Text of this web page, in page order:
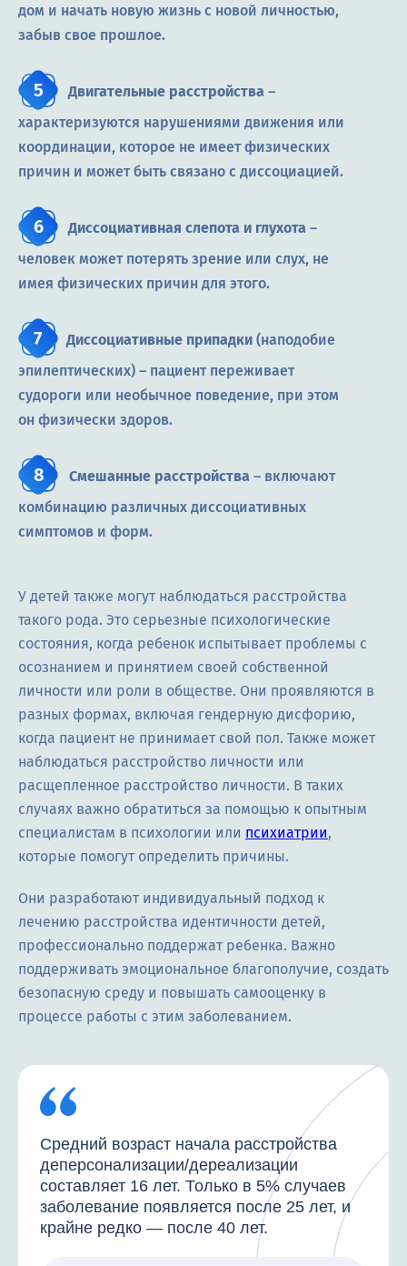
дом и начать новую жизнь с новой личностью,
забыв свое прошлое.
Двигательные расстройства –
характеризуются нарушениями движения или
координации, которое не имеет физических
причин и может быть связано с диссоциацией.
Диссоциативная слепота и глухота –
человек может потерять зрение или слух, не
имея физических причин для этого.
Диссоциативные припадки (наподобие
эпилептических) – пациент переживает
судороги или необычное поведение, при этом
он физически здоров.
Смешанные расстройства – включают
комбинацию различных диссоциативных
симптомов и форм.
У детей также могут наблюдаться расстройства
такого рода. Это серьезные психологические
состояния, когда ребенок испытывает проблемы с
осознанием и принятием своей собственной
личности или роли в обществе. Они проявляются в
разных формах, включая гендерную дисфорию,
когда пациент не принимает свой пол. Также может
наблюдаться расстройство личности или
расщепленное расстройство личности. В таких
случаях важно обратиться за помощью к опытным
специалистам в психологии или психиатрии,
которые помогут определить причины.
Они разработают индивидуальный подход к
лечению расстройства идентичности детей,
профессионально поддержат ребенка. Важно
поддерживать эмоциональное благополучие, создать
безопасную среду и повышать самооценку в
процессе работы с этим заболеванием.
Средний возраст начала расстройства
деперсонализации/дереализации
составляет 16 лет. Только в 5% случаев
заболевание появляется после 25 лет, и
крайне редко — после 40 лет.